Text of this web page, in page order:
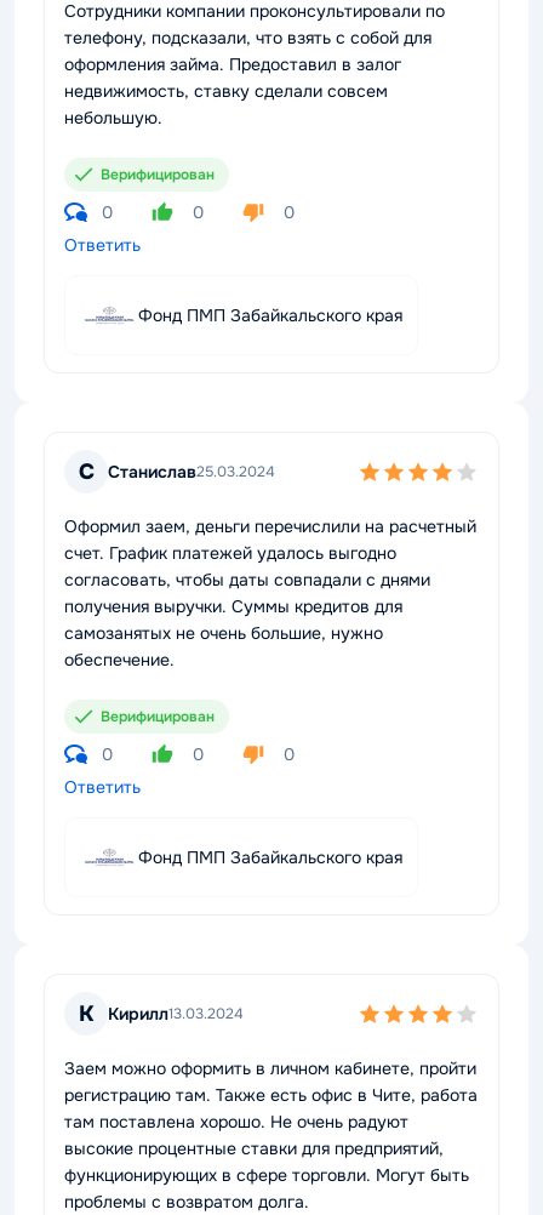
Сотрудники компании проконсультировали по
телефону, подсказали, что взять с собой для
оформления займа. Предоставил в залог
недвижимость, ставку сделали совсем
небольшую.
Верифицирован
0 0
0
Ответить
Фонд ПМП Забайкальского края
С Станислав25.03.2024
Оформил заем, деньги перечислили на расчетный
счет. График платежей удалось выгодно
согласовать, чтобы даты совпадали с днями
получения выручки. Суммы кредитов для
самозанятых не очень большие, нужно
обеспечение.
Верифицирован
0 0
0
Ответить
Фонд ПМП Забайкальского края
К Кирилл13.03.2024
Заем можно оформить в личном кабинете, пройти
регистрацию там. Также есть офис в Чите, работа
там поставлена хорошо. Не очень радуют
высокие процентные ставки для предприятий,
функционирующих в сфере торговли. Могут быть
проблемы с возвратом долга.